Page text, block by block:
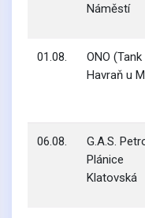
Náměstí
01.08.
ONO (Tank
Havraň u
06.08.
G.A.S.
Plánice
Klatovská